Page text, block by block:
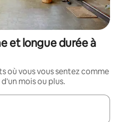
et longue durée à
où vous vous sentez comme
mois ou plus.
utilisez les flèches vers le